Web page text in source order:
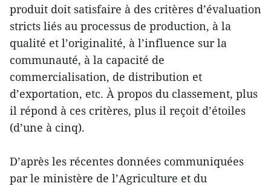
produit doit satisfaire à des critères d’évaluation
stricts liés au processus de production, à la
qualité et l’originalité, à l’influence sur la
communauté, à la capacité de
commercialisation, de distribution et
d’exportation, etc. À propos du classement, plus
il répond à ces critères, plus il reçoit d’étoiles
(d’une à cinq).
D’après les récentes données communiquées
par le ministère de l’Agriculture et du